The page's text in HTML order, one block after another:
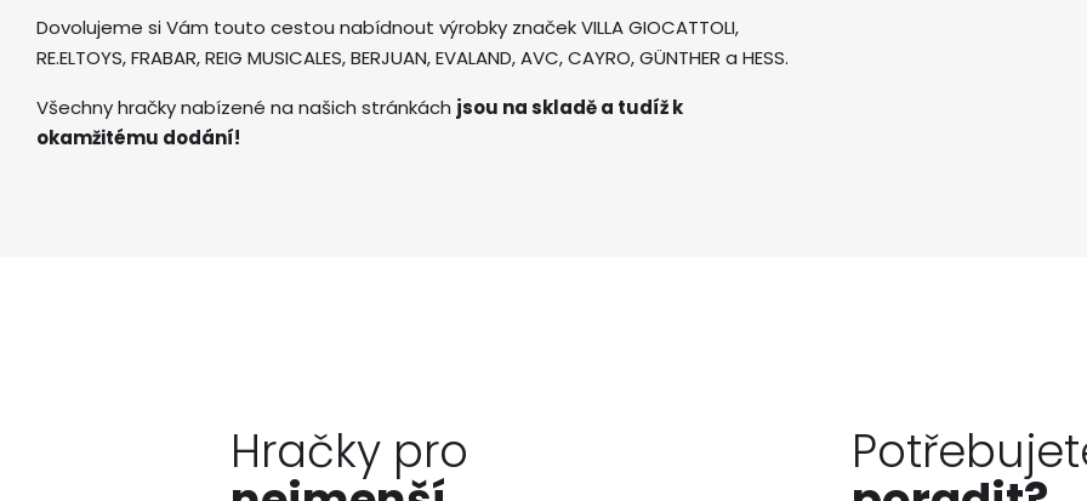
Dovolujeme si Vám touto cestou nabídnout výrobky značek VILLA GIOCATTOLI,
RE.ELTOYS, FRABAR, REIG MUSICALES, BERJUAN, EVALAND, AVC, CAYRO, GÜNTHER a HESS.
Všechny hračky nabízené na našich stránkách jsou na skladě a tudíž k
okamžitému dodání!
Hračky pro